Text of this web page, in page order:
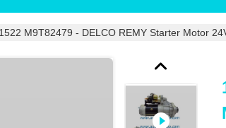
M9T82479 - DELCO REMY Starter Motor